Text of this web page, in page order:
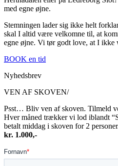
med egne øjne.
Stemningen lader sig ikke helt
skal I altid være velkomne til, at
egne øjne. Vi tør godt love, at I ikke
BOOK en tid
Nyhedsbrev
VEN AF SKOVEN/
Psst… Bliv ven af skoven. Tilmeld
Hver måned trækker vi lod iblandt
betalt middag i skoven for 2
kr. 1.000,-